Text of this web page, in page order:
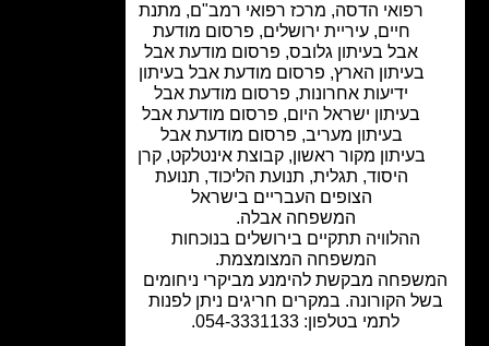
רפואי הדסה, מרכז רפואי רמב"ם,מתנת
עיריית ירושלים ,פרסום מודעת
אבל בעיתון גלובס, פרסום מודעת אבל
בעיתון הארץ,פרסום מודעת אבל בעיתון
ידיעות אחרונות,פרסום מודעת אבל
בעיתון ישראל היום,פרסום מודעת אבל
בעיתון מעריב, פרסום מודעת אבל
בעיתון מקור ראשון,קבוצת אינטלקט,קרן
תגלית, תנועת הליכוד, תנועת
הצופים העבריים בישראל
המשפחה אבלה.
ההלוויה תתקיים בירושלים בנוכחות
המשפחה המצומצמת.
מבקשת להימנע מביקרי ניחומים
הקורונה. במקרים חריגים ניתן לפנות
לתמי בטלפון: 054-3331133.